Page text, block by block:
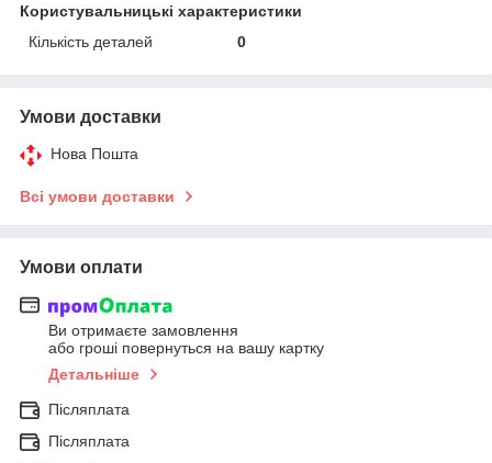
Користувальницькі характеристики
Кількість деталей
0
Умови доставки
Нова Пошта
Всі умови доставки
Умови оплати
Ви отримаєте замовлення
або гроші повернуться на вашу картку
Детальніше
Післяплата
Післяплата